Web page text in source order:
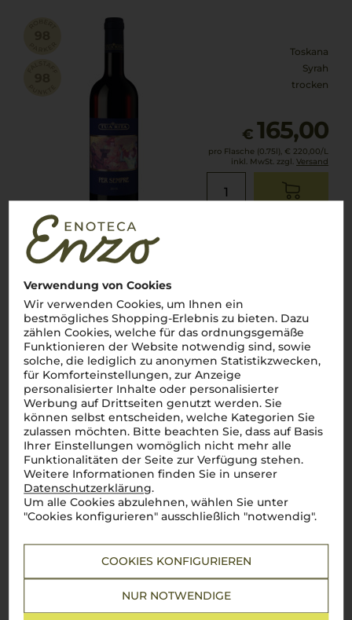
Verwendung von Cookies
Wir verwenden Cookies, um Ihnen ein
bestmögliches Shopping-Erlebnis zu bieten. Dazu
zählen Cookies, welche für das ordnungsgemäße
Funktionieren der Website notwendig sind, sowie
solche, die lediglich zu anonymen Statistikzwecken,
für Komforteinstellungen, zur Anzeige
personalisierter Inhalte oder personalisierter
Werbung auf Drittseiten genutzt werden. Sie
können selbst entscheiden, welche Kategorien Sie
zulassen möchten. Bitte beachten Sie, dass auf Basis
Ihrer Einstellungen womöglich nicht mehr alle
Funktionalitäten der Seite zur Verfügung stehen.
Weitere Informationen finden Sie in unserer
Datenschutzerklärung.
Um alle Cookies abzulehnen, wählen Sie unter
"Cookies konfigurieren" ausschließlich "notwendig".
COOKIES KONFIGURIEREN
NUR NOTWENDIGE
Toskana
Syrah
trocken
€ 165,00
pro Flasche (0.75l), € 220,00/L
inkl. MwSt. zzgl. Versand
Achelo Syrah Rosso
Tenuta La Braccesca
Toskana
€ 14,90
pro Flasche (0.75l), € 19,87
inkl. MwSt. zzgl.
2021
Bramasole Cortona Syrah